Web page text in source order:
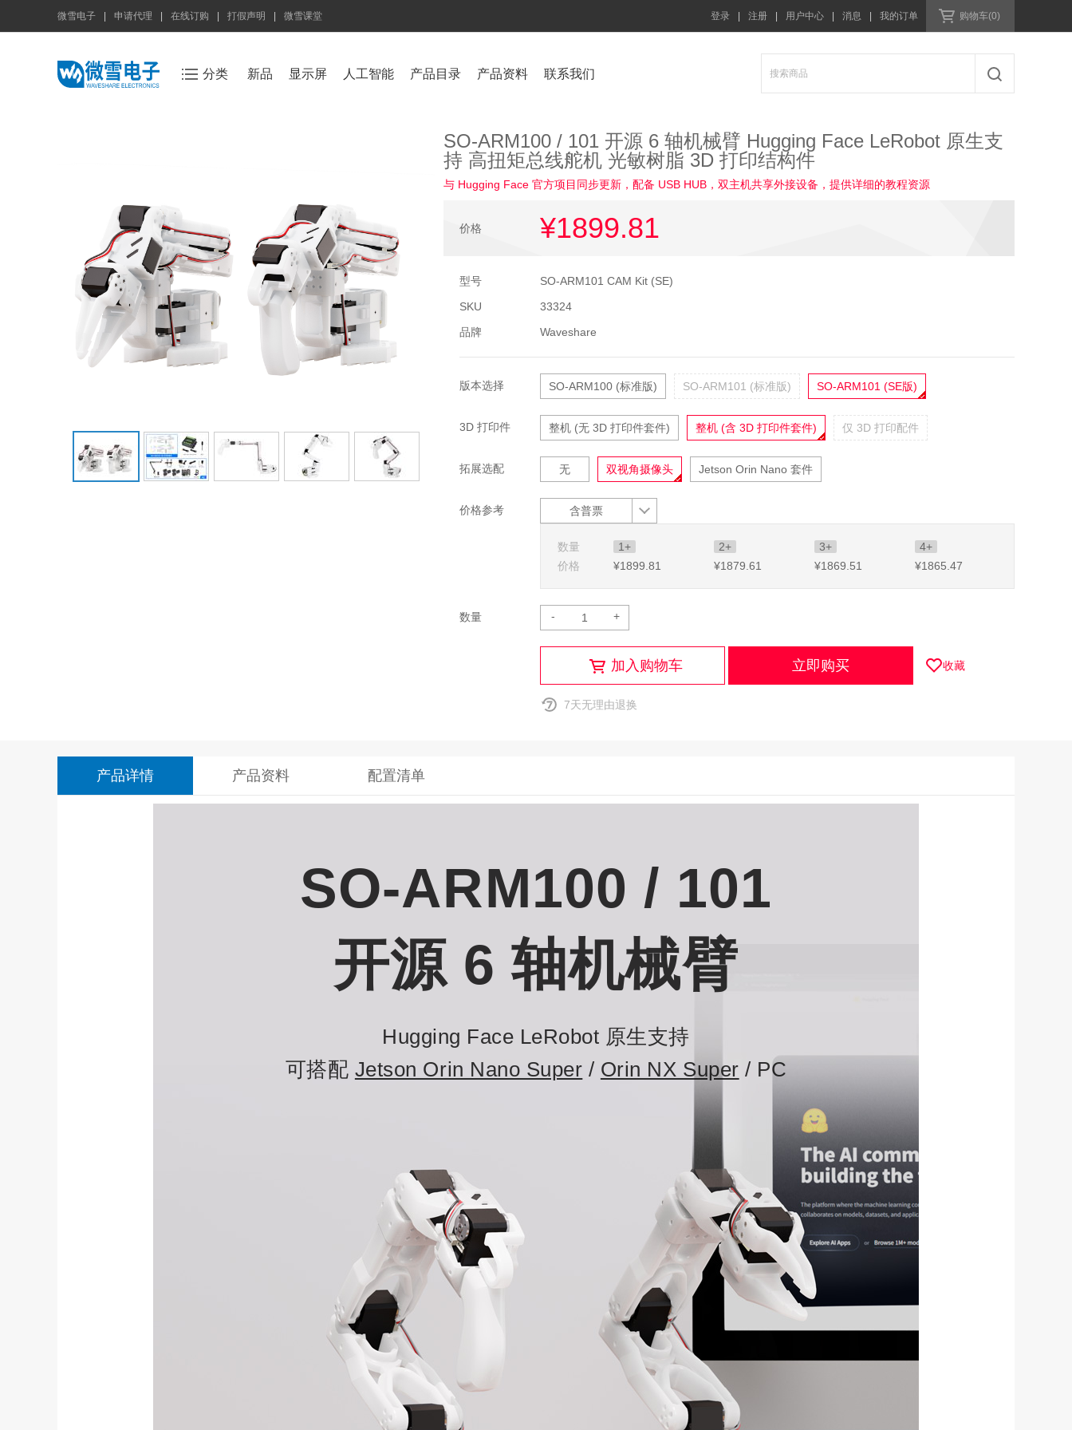
微雪电子 申请代理 在线订购 打假声明 微雪课堂 登录 注册 用户中心 消息 我的订单 购物车(0)
分类 新品 显示屏 人工智能 产品目录 产品资料 联系我们
SO-ARM100 / 101 开源 6 轴机械臂 Hugging Face LeRobot 原生支
持 高扭矩总线舵机 光敏树脂 3D 打印结构件
与 Hugging Face 官方项目同步更新，配备 USB HUB，双主机共享外接设备，提供详细的教程资源
价格 ¥1899.81
型号
SO-ARM101 CAM Kit (SE)
SKU
33324
品牌
Waveshare
版本选择 SO-ARM100 (标准版) SO-ARM101 (标准版) SO-ARM101 (SE版)
3D 打印件 整机 (无 3D 打印件套件) 整机 (含 3D 打印件套件) 仅 3D 打印配件
拓展选配 无 双视角摄像头 Jetson Orin Nano 套件
价格参考 含普票
数量 1+ 2+ 3+
4+
价格
¥1899 .81 ¥1879 .61 ¥1869 .51 ¥1865 .47
数量 - +
加入购物车 立即购买 收藏
7天无理由退换
产品详情 产品资料 配置清单
SO-ARM100 / 101
开源 6 轴机械臂
Hugging Face LeRobot 原生支持
可搭配 Jetson Orin Nano Super / Orin NX Super / PC